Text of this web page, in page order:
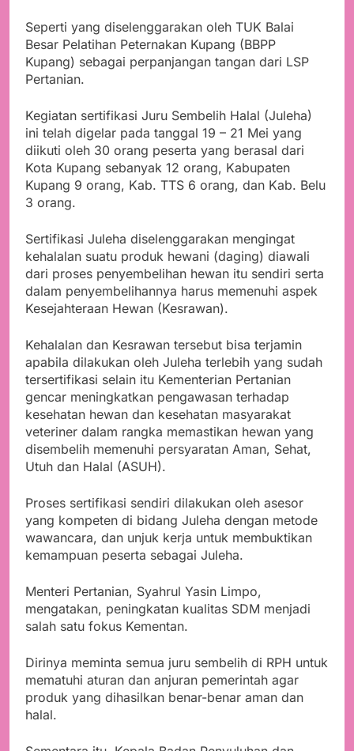
Seperti yang diselenggarakan oleh TUK Balai
Besar Pelatihan Peternakan Kupang (BBPP
Kupang) sebagai perpanjangan tangan dari LSP
Pertanian.
Kegiatan sertifikasi Juru Sembelih Halal (Juleha)
ini telah digelar pada tanggal 19 – 21 Mei yang
diikuti oleh 30 orang peserta yang berasal dari
Kota Kupang sebanyak 12 orang, Kabupaten
Kupang 9 orang, Kab. TTS 6 orang, dan Kab. Belu
3 orang.
Sertifikasi Juleha diselenggarakan mengingat
kehalalan suatu produk hewani (daging) diawali
dari proses penyembelihan hewan itu sendiri serta
dalam penyembelihannya harus memenuhi aspek
Kesejahteraan Hewan (Kesrawan).
Kehalalan dan Kesrawan tersebut bisa terjamin
apabila dilakukan oleh Juleha terlebih yang sudah
tersertifikasi selain itu Kementerian Pertanian
gencar meningkatkan pengawasan terhadap
kesehatan hewan dan kesehatan masyarakat
veteriner dalam rangka memastikan hewan yang
disembelih memenuhi persyaratan Aman, Sehat,
Utuh dan Halal (ASUH).
Proses sertifikasi sendiri dilakukan oleh asesor
yang kompeten di bidang Juleha dengan metode
wawancara, dan unjuk kerja untuk membuktikan
kemampuan peserta sebagai Juleha.
Menteri Pertanian, Syahrul Yasin Limpo,
mengatakan, peningkatan kualitas SDM menjadi
salah satu fokus Kementan.
Dirinya meminta semua juru sembelih di RPH untuk
mematuhi aturan dan anjuran pemerintah agar
produk yang dihasilkan benar-benar aman dan
halal.